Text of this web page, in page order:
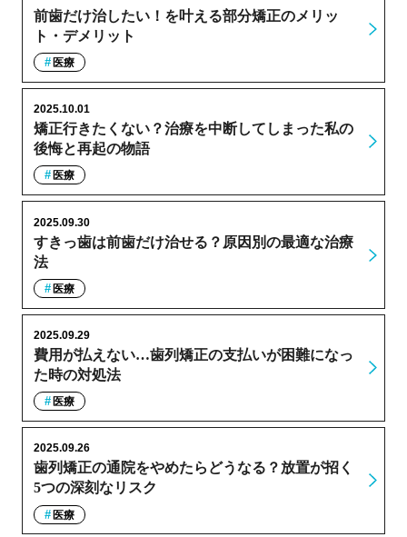
前歯だけ治したい！を叶える部分矯正のメリッ
ト・デメリット
医療
矯正行きたくない？治療を中断してしまった私の
後悔と再起の物語
2025.10.01
医療
すきっ歯は前歯だけ治せる？原因別の最適な治療
法
2025.09.30
医療
費用が払えない…歯列矯正の支払いが困難になっ
た時の対処法
2025.09.29
医療
歯列矯正の通院をやめたらどうなる？放置が招く
5つの深刻なリスク
2025.09.26
医療